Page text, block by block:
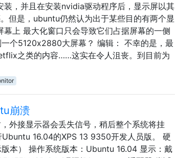
，并且在安装nvidia驱动程序后，显示屏以其
但是，ubuntu仍然认为出于某些目的有两个显
上 最大化窗口只会导致它们占据屏幕的一侧
个5120x2880大屏幕？ 编辑： 不幸的是，最
之类的内容……这实在令人沮丧。到目前为
崩溃
外接显示器会丢失信号，稍后整个系统将挂
16.04的XPS 13 9350开发人员版。 硬
本） 操作系统版本：Ubuntu 16.04 显示：戴